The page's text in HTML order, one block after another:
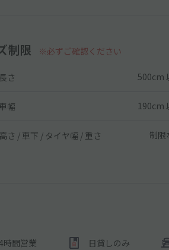
制限 ※必ずご確認ください
長さ 500cm
幅 190cm
高さ / 車下 / タイヤ幅 / 重さ 制限
時間営業 日貸しのみ